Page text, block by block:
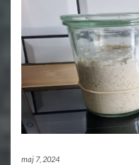
maj 7, 2024